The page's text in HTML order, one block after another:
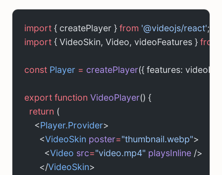
import { createPlayer } from '@videojs/react';
import { VideoSkin, Video, videoFeatures } from
const Player = createPlayer({ features:
export function VideoPlayer() {
  return
(
    <
Player.Provider>
      <
VideoSkin poster="thumbnail.webp">
        <
Video src="video.mp4" playsInline />
      </
VideoSkin>